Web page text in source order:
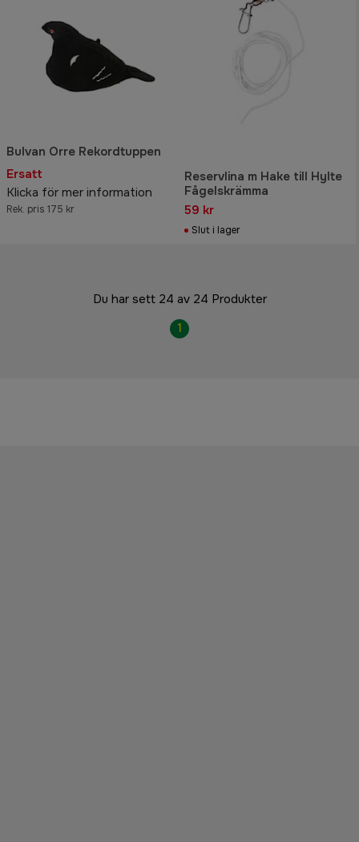
Bulvan Orre Rekordtuppen
Ersatt
Klicka för mer information
Rek. pris 175 kr
Reservlina m Hake till Hylte
Fågelskrämma
59 kr
Slut i lager
Du har sett 24 av 24 Produkter
1